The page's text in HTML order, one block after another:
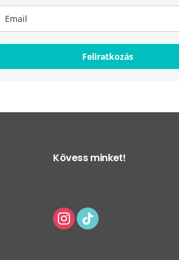
Feliratkozás
Kövess minket!